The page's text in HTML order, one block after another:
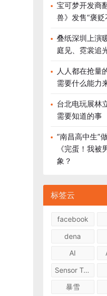
宝可梦开发商
兽》发售“褒
叠纸深圳上演
庭见、霓裳追
人人都在抢量
需要什么能力
台北电玩展林
需要知道的事
“南昌高中生”
《完蛋！我被
象？
标签云
facebook
dena
AI
Sensor Tower
暴雪